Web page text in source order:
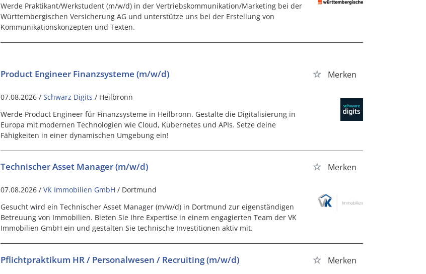
Werde Praktikant/Werkstudent (m/w/d) in der Vertriebskommunikation/Marketing bei der
Württembergischen Versicherung AG und unterstütze uns bei der Erstellung von
Kommunikationskonzepten und Texten.
Product Engineer Finanzsysteme (m/w/d) Merken
07.08.2026 / Schwarz Digits / Heilbronn
Werde Product Engineer für Finanzsysteme in Heilbronn. Gestalte die Digitalisierung in
Europa mit modernen Technologien wie Cloud, Kubernetes und APIs. Setze deine
Fähigkeiten in einer dynamischen Umgebung ein!
Technischer Asset Manager (m/w/d) Merken
07.08.2026 / VK Immobilien GmbH / Dortmund
Gesucht wird ein Technischer Asset Manager (m/w/d) in Dortmund zur eigenständigen
Betreuung von Immobilien. Bieten Sie Ihre Expertise in einem engagierten Team der VK
Immobilien GmbH ein und gestalten Sie technische Investitionen aktiv mit.
Pflichtpraktikum HR / Personalwesen / Recruiting (m/w/d) Merken